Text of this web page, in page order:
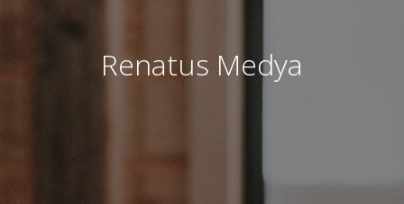
Renatus Medya